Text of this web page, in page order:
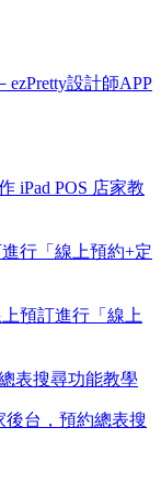
ezPretty設計師APP
iPad POS 店家教
預訂進行「線上
後台，預約總表搜